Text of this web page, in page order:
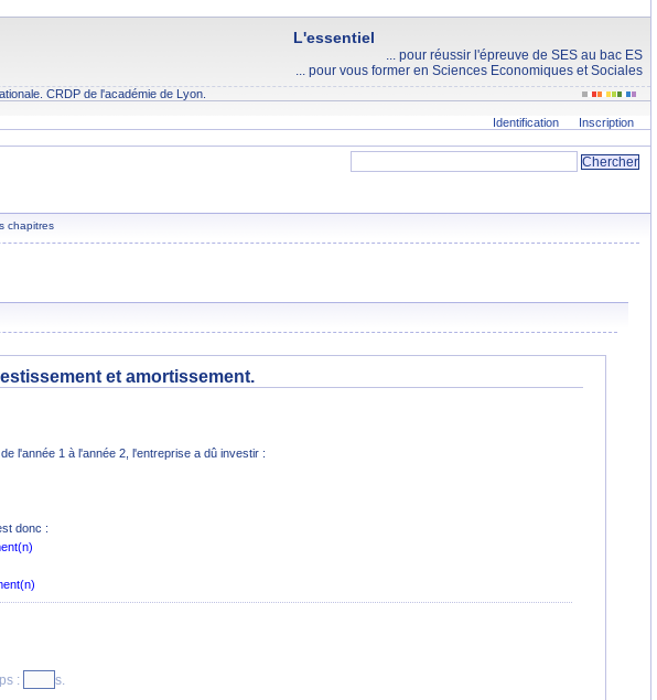
L'essentiel
... pour réussir l'épreuve de SES au bac ES
... pour vous former en Sciences Economiques et Sociales
CRDP de l'académie de Lyon.
Identification Inscription
chapitres
et amortissement.
l'année 1 à l'année 2, l'entreprise a dû investir :
donc :
: s.